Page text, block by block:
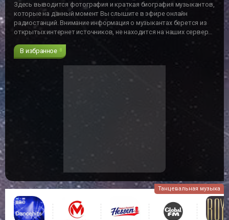
Здесь выводится фотография и краткая биография музыкантов,
которые на данный момент Вы слышите в эфире онлайн
радиостанций. Внимание информация о музыкантах берется из
открытых интернет источников, не находится на наших серверах
В избранное 8
Танцевальная музыка